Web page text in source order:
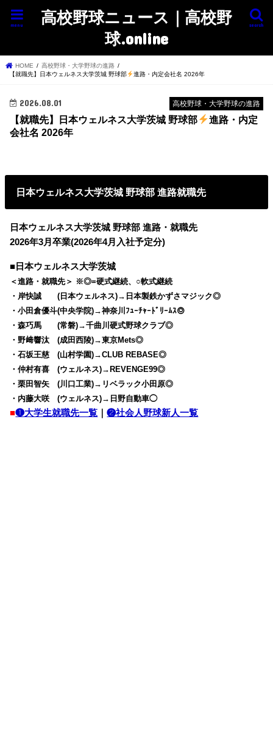
高校野球ニュース｜高校野
球.online
search
menu
HOME
高校野球・大学野球の進路
【就職先】日本ウェルネス大学茨城 野球部
進路・内定会社名 2026年
高校野球・大学野球の進路
2026.08.01
【就職先】日本ウェルネス大学茨城 野球部
進路・内定
会社名 2026年
日本ウェルネス大学茨城 野球部 進路就職先
日本ウェルネス大学茨城 野球部 進路・就職先
2026年3月卒業(2026年4月入社予定分)
■日本ウェルネス大学茨城
＜進路・就職先＞ ※◎=硬式継続、○軟式継続
・岸快誠 (日本ウェルネス)→日本製鉄かずさマジック◎
・小田倉優斗(中央学院)→神奈川ﾌｭｰﾁｬｰﾄﾞﾘｰﾑｽ◎
・森巧馬 (常磐)→千曲川硬式野球クラブ◎
・野﨑響汰 (成田西陵)→東京Mets◎
・石坂王慈 (山村学園)→CLUB REBASE◎
・仲村有喜 (ウェルネス)→REVENGE99◎
・栗田智矢 (川口工業)→リベラック小田原◎
・内藤大咲 (ウェルネス)→日野自動車◯
■❶大学生就職先一覧 ｜❷社会人野球新人一覧